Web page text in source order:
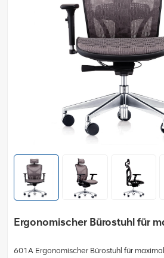
Ergonomischer Bürostuhl für
601A Ergonomischer Bürostuhl für